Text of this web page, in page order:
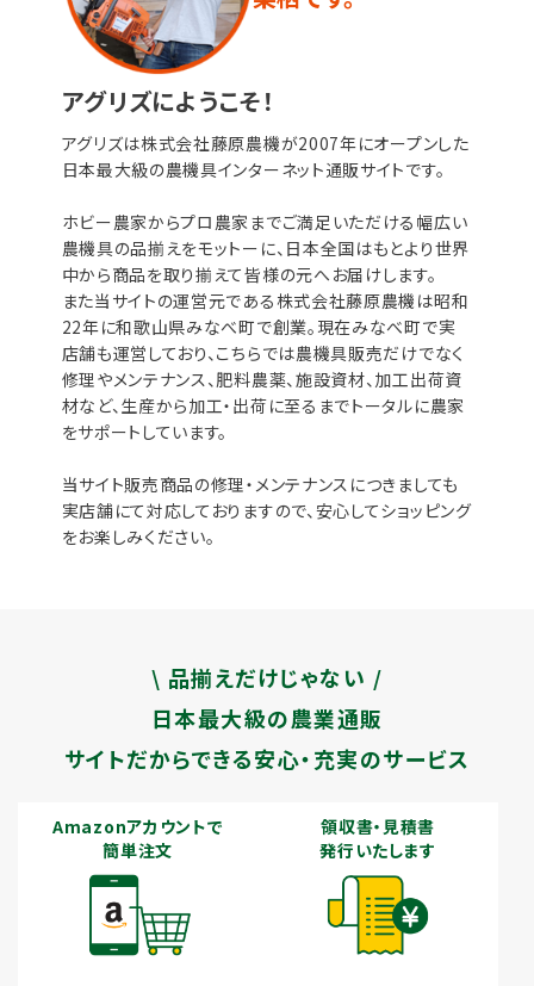
アグリズにようこそ！
アグリズは株式会社藤原農機が2007年にオープンした
日本最大級の農機具インターネット通販サイトです。
ホビー農家からプロ農家までご満足いただける幅広い
農機具の品揃えをモットーに、日本全国はもとより世界
中から商品を取り揃えて皆様の元へお届けします。
また当サイトの運営元である株式会社藤原農機は昭和
22年に和歌山県みなべ町で創業。現在みなべ町で実
店舗も運営しており、こちらでは農機具販売だけでなく
修理やメンテナンス、肥料農薬、施設資材、加工出荷資
材など、生産から加工・出荷に至るまでトータルに農家
をサポートしています。
当サイト販売商品の修理・メンテナンスにつきましても
実店舗にて対応しておりますので、安心してショッピング
をお楽しみください。
\ 品揃えだけじゃない /
日本最大級の農業通販
サイトだからできる安心・充実のサービス
Amazonアカウントで
簡単注文
領収書・見積書
発行いたします